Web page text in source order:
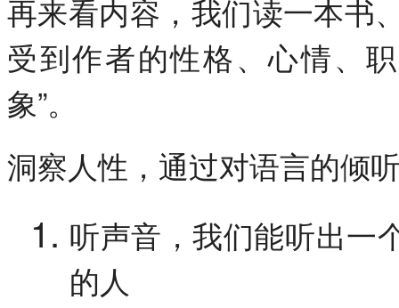
再来看内容，我们读一本书
受到作者的性格、心情、
象”。
洞察人性，通过对语言的倾
听声音，我们能听出一
的人